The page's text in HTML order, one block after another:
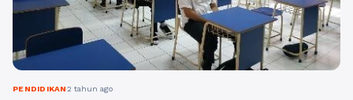
PENDIDIKAN2 tahun ago